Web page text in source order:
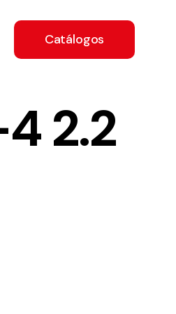
Catálogos
2.2